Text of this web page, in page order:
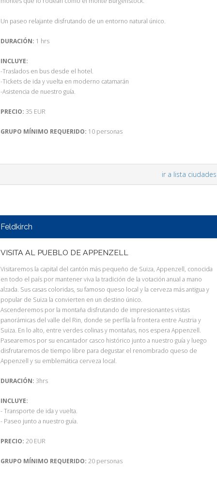
Un paseo relajante disfrutando de un entorno natural único.
DURACIÓN: 1 hrs
INCLUYE:
-Traslados en bus desde el hotel.
-Tickets de ida y vuelta en moderno catamarán
-Asistencia de nuestro guía.
PRECIO: 35 EUR
GRUPO MÍNIMO REQUERIDO: 10 personas
ir a lista ciudades
Feldkirch
VISITA AL PUEBLO DE APPENZELL
Visitaremos la capital del cantón más pequeño de Suiza, Appenzell, conocida
en todo el país por mantener viva la tradición de la votación anual a mano
alzada. Sus casas coloridas, su famoso queso local y la cerveza más antigua y
popular de Suiza la convierten en un destino único.
Ascenderemos por la montaña disfrutando de impresionantes vistas
panorámicas del valle del Rin, donde se perfila la frontera entre Austria y
Suiza. En lo alto, entre verdes colinas y montañas, nos espera Appenzell.
Pasearemos por su encantador casco histórico junto a nuestro guía y luego
disfrutaremos de tiempo libre para degustar el renombrado queso de
Appenzell y su emblemática cerveza local.
DURACIÓN: 3hrs
INCLUYE:
- Transporte de ida y vuelta.
- Paseo junto a nuestro guía.
PRECIO: 20 EUR
GRUPO MÍNIMO REQUERIDO: 20 personas